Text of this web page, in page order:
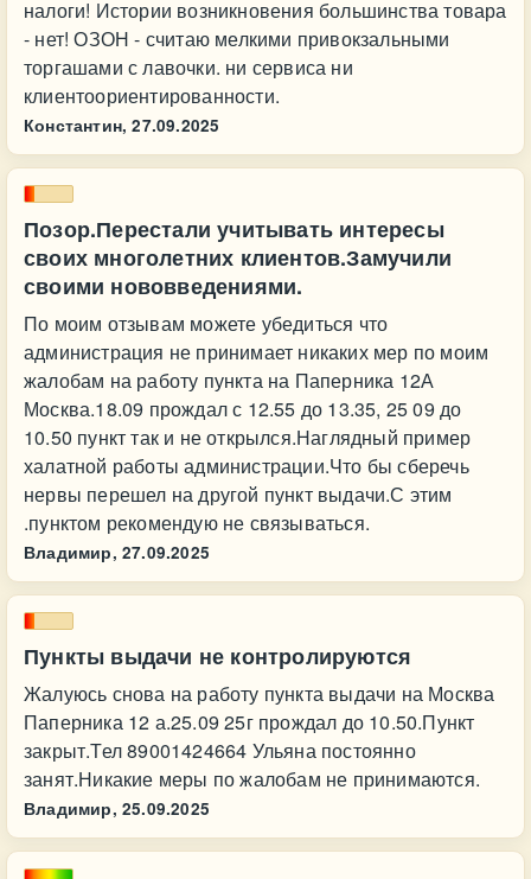
налоги! Истории возникновения большинства товара
- нет! ОЗОН - считаю мелкими привокзальными
торгашами с лавочки. ни сервиса ни
клиентоориентированности.
Константин, 27.09.2025
Позор.Перестали учитывать интересы
своих многолетних клиентов.Замучили
своими нововведениями.
По моим отзывам можете убедиться что
администрация не принимает никаких мер по моим
жалобам на работу пункта на Паперника 12А
Москва.18.09 прождал с 12.55 до 13.35, 25 09 до
10.50 пункт так и не открылся.Наглядный пример
халатной работы администрации.Что бы сберечь
нервы перешел на другой пункт выдачи.С этим
.пунктом рекомендую не связываться.
Владимир, 27.09.2025
Пункты выдачи не контролируются
Жалуюсь снова на работу пункта выдачи на Москва
Паперника 12 а.25.09 25г прождал до 10.50.Пункт
закрыт.Тел 89001424664 Ульяна постоянно
занят.Никакие меры по жалобам не принимаются.
Владимир, 25.09.2025